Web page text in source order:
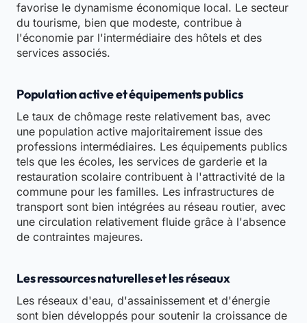
favorise le dynamisme économique local. Le secteur
du tourisme, bien que modeste, contribue à
l'économie par l'intermédiaire des hôtels et des
services associés.
Population active et équipements publics
Le taux de chômage reste relativement bas, avec
une population active majoritairement issue des
professions intermédiaires. Les équipements publics
tels que les écoles, les services de garderie et la
restauration scolaire contribuent à l'attractivité de la
commune pour les familles. Les infrastructures de
transport sont bien intégrées au réseau routier, avec
une circulation relativement fluide grâce à l'absence
de contraintes majeures.
Les ressources naturelles et les réseaux
Les réseaux d'eau, d'assainissement et d'énergie
sont bien développés pour soutenir la croissance de